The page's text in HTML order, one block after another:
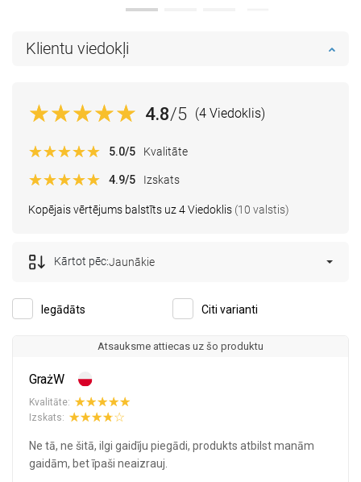
Klientu viedokļi
4.8/5 (4 Viedoklis)
Kopējais vērtējums balstīts uz 4 Viedoklis (10 valstis)
5.0/5 Kvalitāte
4.9/5 Izskats
Iegādāts Citi varianti
Kārtot pēc:Jaunākie
Atsauksme attiecas uz šo produktu
GrażW
Kvalitāte:
Izskats:
Ne tā, ne šitā, ilgi gaidīju piegādi, produkts atbilst manām
gaidām, bet īpaši neaizrauj.